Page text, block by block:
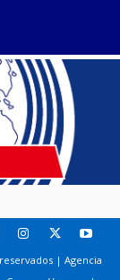
| Agencia